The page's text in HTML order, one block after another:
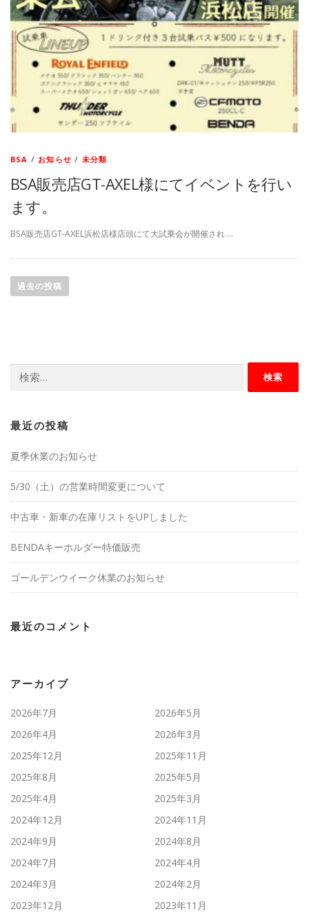
BSA /お知らせ / 未分類
BSA販売店GT-AXEL様にてイベントを行い
ます。
BSA販売店GT-AXEL浜松店様店頭にて大試乗会が開催され …
稿
シ
過去の投稿
索:
最近の投稿
夏季休業のお知らせ
5/30（土）の営業時間変更について
中古車・新車の在庫リストをUPしました
BENDAキーホルダー特価販売
ゴールデンウイーク休業のお知らせ
最近のコメント
アーカイブ
2026年7月
2026年5月
2026年4月
2026年3月
2025年12月
2025年11月
2025年8月
2025年5月
2025年4月
2025年3月
2024年12月
2024年11月
2024年9月
2024年8月
2024年7月
2024年4月
2024年3月
2024年2月
2023年12月
2023年11月